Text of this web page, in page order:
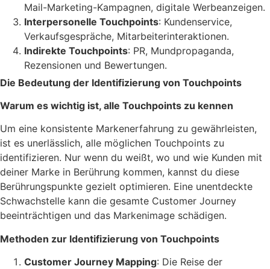
Mail-Marketing-Kampagnen, digitale Werbeanzeigen.
Interpersonelle Touchpoints: Kundenservice,
Verkaufsgespräche, Mitarbeiterinteraktionen.
Indirekte Touchpoints: PR, Mundpropaganda,
Rezensionen und Bewertungen.
Die Bedeutung der Identifizierung von Touchpoints
Warum es wichtig ist, alle Touchpoints zu kennen
Um eine konsistente Markenerfahrung zu gewährleisten,
ist es unerlässlich, alle möglichen Touchpoints zu
identifizieren. Nur wenn du weißt, wo und wie Kunden mit
deiner Marke in Berührung kommen, kannst du diese
Berührungspunkte gezielt optimieren. Eine unentdeckte
Schwachstelle kann die gesamte Customer Journey
beeinträchtigen und das Markenimage schädigen.
Methoden zur Identifizierung von Touchpoints
Customer Journey Mapping: Die Reise der